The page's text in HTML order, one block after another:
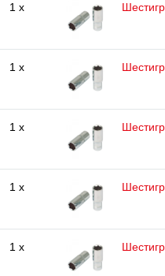
1 x
1 x
1 x
1 x
1 x